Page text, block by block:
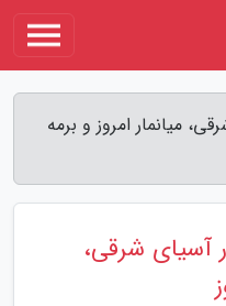
میانمار امروز و برمه
آسیای شرقی،